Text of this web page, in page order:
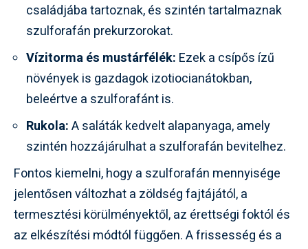
családjába tartoznak, és szintén tartalmaznak
szulforafán prekurzorokat.
Vízitorma és mustárfélék: Ezek a csípős ízű
növények is gazdagok izotiocianátokban,
beleértve a szulforafánt is.
Rukola:A saláták kedvelt alapanyaga, amely
szintén hozzájárulhat a szulforafán bevitelhez.
Fontos kiemelni, hogy a szulforafán mennyisége
jelentősen változhat a zöldség fajtájától, a
termesztési körülményektől, az érettségi foktól és
az elkészítési módtól függően. A frissesség és a